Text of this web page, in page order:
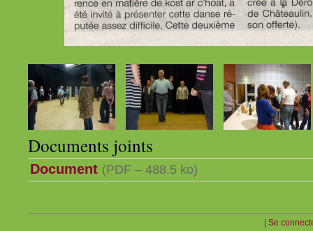
Documents joints
Document (PDF – 488.5 ko)
| Se